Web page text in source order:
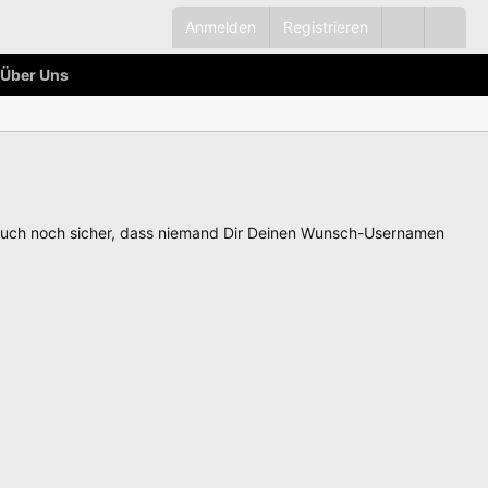
Anmelden Registrieren
Über Uns
noch sicher, dass niemand Dir Deinen Wunsch-Usernamen